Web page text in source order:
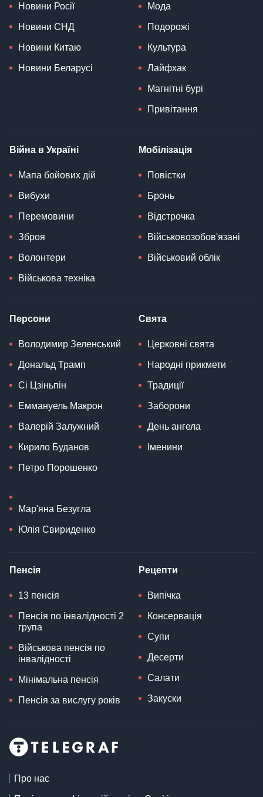
Новини Росії
Новини СНД
Новини Китаю
Новини Беларусі
Мода
Подорожі
Культура
Лайфхак
Магнітні бурі
Привітання
Війна в Україні
Мапа бойових дій
Вибухи
Перемовини
Зброя
Волонтери
Військова техніка
Мобілізація
Повістки
Бронь
Відстрочка
Військовозобов'язані
Військовий облік
Персони
Володимир Зеленський
Дональд Трамп
Сі Цзіньпін
Еммануель Макрон
Валерій Залужний
Кирило Буданов
Петро Порошенко
Мар'яна Безугла
Юлія Свириденко
Свята
Церковні свята
Народні прикмети
Традиції
Заборони
День ангела
Іменини
Пенсія
13 пенсія
Пенсія по інвалідності 2
група
Військова пенсія по
інвалідності
Мінімальна пенсія
Пенсія за вислугу років
Рецепти
Випічка
Консервація
Супи
Десерти
Салати
Закуски
Про нас